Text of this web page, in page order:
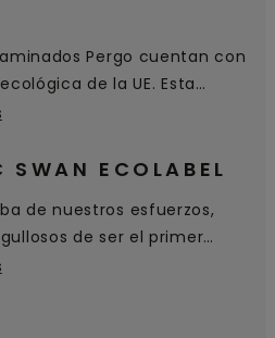
la superficie y se puede
Pergo cuentan con
de la UE. Esta
de excelencia
cumplen con altos
vida: desde la extracción
primas hasta la producción,
eliminación.
SWAN ECOLABEL
de nuestros esfuerzos,
de ser el primer
suelos en recibir la